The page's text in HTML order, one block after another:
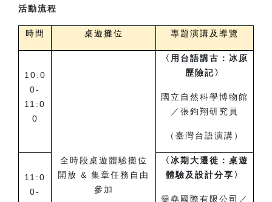
活動流程
時間 桌遊攤位 專題演講及導覽
10:0
0-
11:0
0
全時段桌遊體驗攤位
開放 & 集章任務自由
參加
〈用台語講古：冰原
歷險記〉
國立自然科學博物館
／張鈞翔研究員
（臺灣台語演講）
11:0
0-
〈冰期大遷徙：桌遊
體驗及設計分享〉
燊堯國際有限公司／